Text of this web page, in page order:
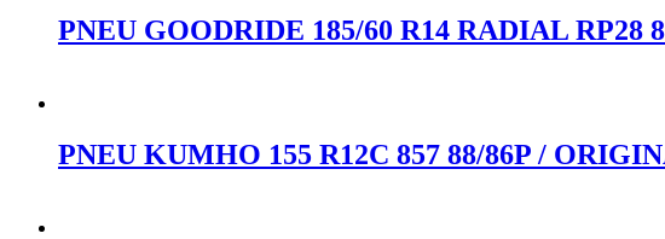
PNEU GOODRIDE 185/60 R14 RADIAL RP28
PNEU KUMHO 155 R12C 857 88/86P /